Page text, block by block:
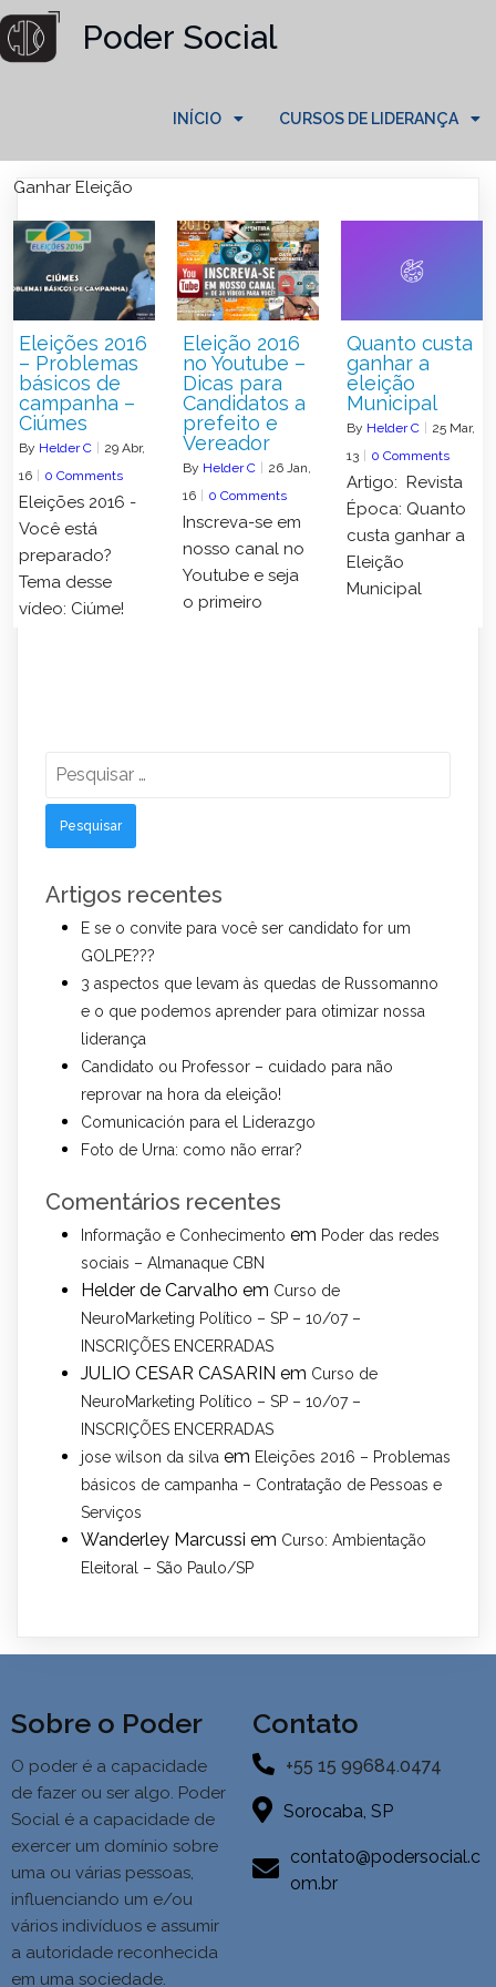
Poder Social
INÍCIO CURSOS DE LIDERANÇA
Ganhar Eleição
Eleições 2016
– Problemas
básicos de
campanha –
Ciúmes
By Helder C | 29 Abr,
16 | 0 Comments
Eleições 2016 -
Você está
preparado?
Tema desse
vídeo: Ciúme!
Eleição 2016
no Youtube –
Dicas para
Candidatos a
prefeito e
Vereador
By Helder C | 26 Jan,
16 | 0 Comments
Inscreva-se em
nosso canal no
Youtube e seja
o primeiro
Quanto custa
ganhar a
eleição
Municipal
By Helder C | 25 Mar,
13 | 0 Comments
Artigo: Revista
Época: Quanto
custa ganhar a
Eleição
Municipal
por:
Artigos recentes
E se o convite para você ser candidato for um
GOLPE???
3 aspectos que levam às quedas de Russomanno
e o que podemos aprender para otimizar nossa
liderança
Candidato ou Professor – cuidado para não
reprovar na hora da eleição!
Comunicación para el Liderazgo
Foto de Urna: como não errar?
Comentários recentes
Informação e Conhecimento em Poder das redes
sociais – Almanaque CBN
Helder de Carvalho em Curso de
NeuroMarketing Político – SP – 10/07 –
INSCRIÇÕES ENCERRADAS
JULIO CESAR CASARIN em Curso de
NeuroMarketing Político – SP – 10/07 –
INSCRIÇÕES ENCERRADAS
jose wilson da silva em Eleições 2016 – Problemas
básicos de campanha – Contratação de Pessoas e
Serviços
Wanderley Marcussi em Curso: Ambientação
Eleitoral – São Paulo/SP
Sobre o Poder
O poder é a capacidade
de fazer ou ser algo. Poder
Social é a capacidade de
exercer um domínio sobre
uma ou várias pessoas,
influenciando um e/ou
vários indivíduos e assumir
a autoridade reconhecida
em uma sociedade.
Contato
+55 15 99684.0474
Sorocaba, SP
contato@podersocial.c
om.br